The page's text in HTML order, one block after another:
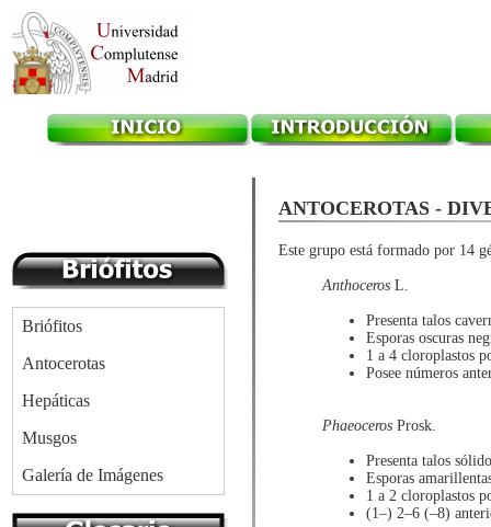
Briófitos
Antocerotas
Hepáticas
Musgos
Galería de Imágenes
ANTOCEROTAS -
Este grupo está formado por 14
Anthoceros L.
Presenta talos
Esporas oscuras
1 a 4 cloroplastos
Posee números
Phaeoceros Prosk.
Presenta talos
Esporas
1 a 2 cloroplastos
(1–) 2–6 (–8)